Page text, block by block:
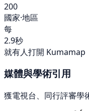
200
國家·地區
每
2.9秒
就有人打開 Kumamap
媒體與學術引用
獲電視台、同行評審學